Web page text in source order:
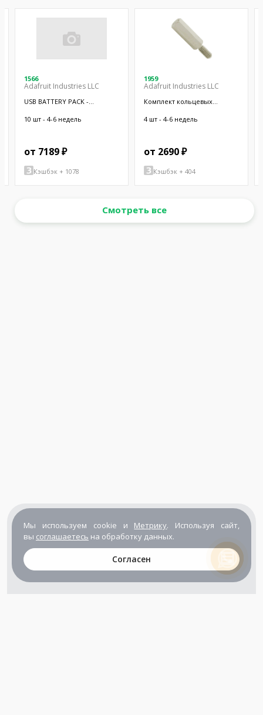
1566
Adafruit Industries LLC
USB BATTERY PACK -
10 шт - 4-6 недель
от 7189 ₽
Кэшбэк + 1078
1959
Adafruit Industries LLC
Комплект кольцевых
4 шт - 4-6 недель
от 2690 ₽
Кэшбэк + 404
Смотреть все
Мы используем cookie и Метрику. Используя сайт,
вы соглашаетесь на обработку данных.
Согласен